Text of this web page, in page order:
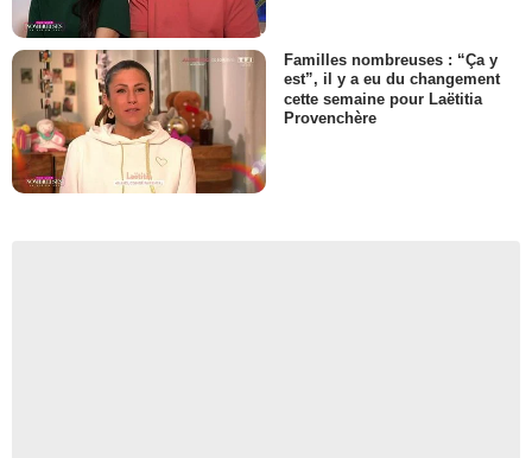
Familles nombreuses : “Ça y
est”, il y a eu du changement
cette semaine pour Laëtitia
Provenchère